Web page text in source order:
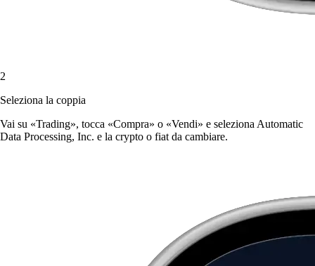
2
Seleziona la coppia
Vai su «Trading», tocca «Compra» o «Vendi» e seleziona Automatic
Data Processing, Inc. e la crypto o fiat da cambiare.